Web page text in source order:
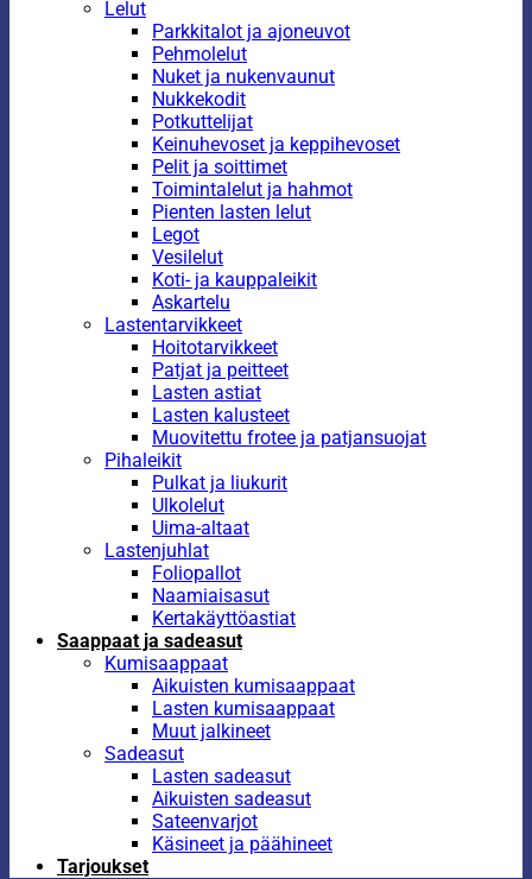
Lelut
Parkkitalot ja ajoneuvot
Pehmolelut
Nuket ja nukenvaunut
Nukkekodit
Potkuttelijat
Keinuhevoset ja keppihevoset
Pelit ja soittimet
Toimintalelut ja hahmot
Pienten lasten lelut
Legot
Vesilelut
Koti- ja kauppaleikit
Askartelu
Lastentarvikkeet
Hoitotarvikkeet
Patjat ja peitteet
Lasten astiat
Lasten kalusteet
Muovitettu frotee ja patjansuojat
Pihaleikit
Pulkat ja liukurit
Ulkolelut
Uima-altaat
Lastenjuhlat
Foliopallot
Naamiaisasut
Kertakäyttöastiat
Saappaat ja sadeasut
Kumisaappaat
Aikuisten kumisaappaat
Lasten kumisaappaat
Muut jalkineet
Sadeasut
Lasten sadeasut
Aikuisten sadeasut
Sateenvarjot
Käsineet ja päähineet
Tarjoukset